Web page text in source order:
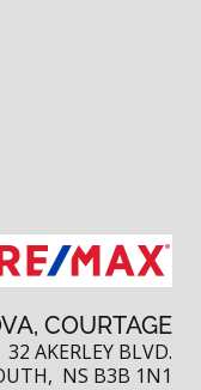
COURTAGE
32 AKERLEY BLVD.
NS B3B 1N1